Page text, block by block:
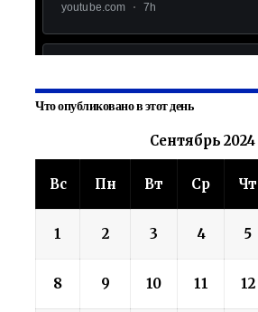
Что опубликовано в этот день
Сентябрь 2024
Вс Пн Вт Ср Чт
1 2 3 4 5
8 9 10 11 12